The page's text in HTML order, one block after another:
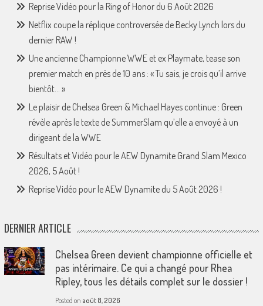
Reprise Vidéo pour la Ring of Honor du 6 Août 2026
Netflix coupe la réplique controversée de Becky Lynch lors du
dernier RAW !
Une ancienne Championne WWE et ex Playmate, tease son
premier match en près de 10 ans : « Tu sais, je crois qu’il arrive
bientôt… »
Le plaisir de Chelsea Green & Michael Hayes continue : Green
révèle après le texte de SummerSlam qu’elle a envoyé à un
dirigeant de la WWE
Résultats et Vidéo pour le AEW Dynamite Grand Slam Mexico
2026, 5 Août !
Reprise Vidéo pour le AEW Dynamite du 5 Août 2026 !
DERNIER ARTICLE
Chelsea Green devient championne officielle et
pas intérimaire. Ce qui a changé pour Rhea
Ripley, tous les détails complet sur le dossier !
Posted on août 8, 2026